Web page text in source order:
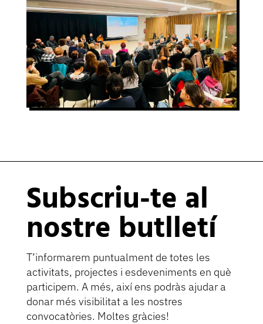
Subscriu-te al
nostre butlletí
T’informarem puntualment de totes les
activitats, projectes i esdeveniments en què
participem. A més, així ens podràs ajudar a
donar més visibilitat a les nostres
convocatòries. Moltes gràcies!